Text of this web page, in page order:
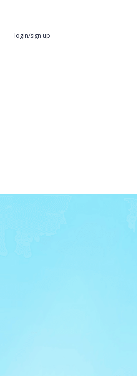
login/sign up